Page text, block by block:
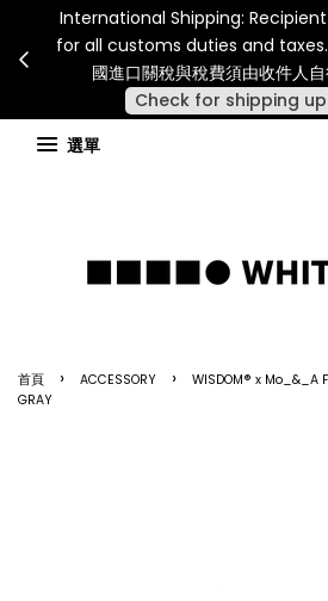
連假期間宅配服務將暫停配送。 如
他不可抗力因素，出貨安排可能調
查看國內宅配最新公
選單
首頁 › ACCESSORY ›
WISDOM® x Mo_&_A
GRAY